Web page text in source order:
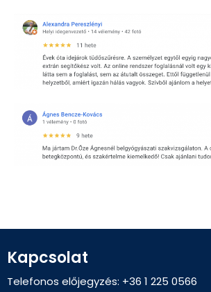
Kapcsolat
Telefonos előjegyzés: +36 1 225 0566